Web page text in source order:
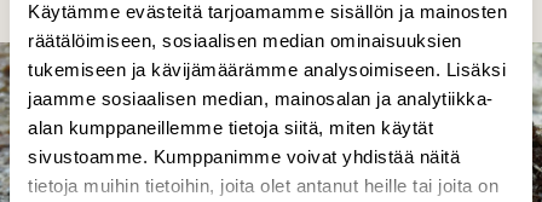
Käytämme evästeitä tarjoamamme sisällön ja mainosten
räätälöimiseen, sosiaalisen median ominaisuuksien
tukemiseen ja kävijämäärämme analysoimiseen. Lisäksi
jaamme sosiaalisen median, mainosalan ja analytiikka-
alan kumppaneillemme tietoja siitä, miten käytät
sivustoamme. Kumppanimme voivat yhdistää näitä
tietoja muihin tietoihin, joita olet antanut heille tai joita on